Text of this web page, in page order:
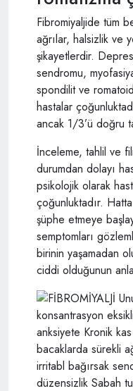
Fibromiyaljide tüm
ağrılar, halsizlik ve
şikayetlerdir.
sendromu,
spondilit ve
hastalar
ancak 1/3’ü doğru
İnceleme, tahlil ve
durumdan dolayı
psikolojik olarak
çoğunluktadır.
şüphe etmeye
semptomları
birinin yaşamadan
ciddi olduğunun